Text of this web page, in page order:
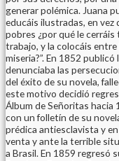
generar polémica. Juana
educáis ilustradas, en vez
pobres ¿por qué le
trabajo, y la colocáis
miseria?”. En 1852
denunciaba las
del éxito de su novela,
este motivo decidió
Álbum de Señoritas hacia
con un folletín de su
prédica antiesclavista y
venta y ante la terrible
a Brasil. En 1859 regresó